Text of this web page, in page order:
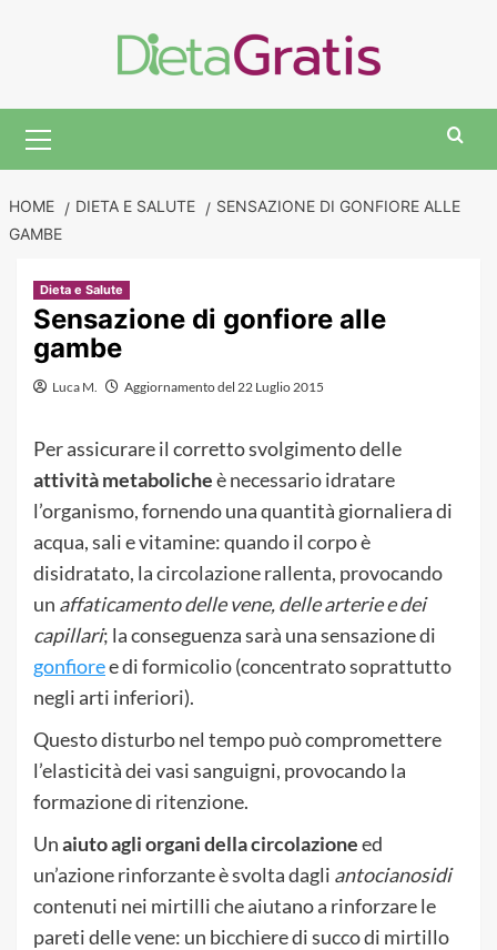
Menu
HOME DIETA E SALUTE
SENSAZIONE DI GONFIORE ALLE
GAMBE
Dieta e Salute
Sensazione di gonfiore alle
gambe
Luca M. Aggiornamento del 22 Luglio 2015
Per assicurare il corretto svolgimento delle
attività metabolicheè necessario idratare
l’organismo, fornendo una quantità giornaliera di
acqua, sali e vitamine: quando il corpo è
disidratato, la circolazione rallenta, provocando
un affaticamento delle vene, delle arterie e dei
capillari; la conseguenza sarà una sensazione di
gonfioree di formicolio (concentrato soprattutto
negli arti inferiori).
Questo disturbo nel tempo può compromettere
l’elasticità dei vasi sanguigni, provocando la
formazione di ritenzione.
Unaiuto agli organi della circolazioneed
un’azione rinforzante è svolta dagli antocianosidi
contenuti nei mirtilli che aiutano a rinforzare le
pareti delle vene: un bicchiere di succo di mirtillo